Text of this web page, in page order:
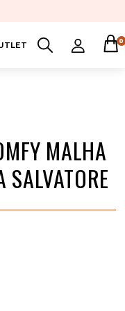
0
MALHA